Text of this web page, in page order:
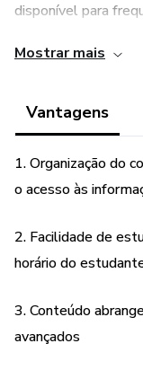
disponível para
horário, revisando o
Este material foi
experiência na
organizada de
conceitos básicos
Com a apostila de
terreiros, Magia,
Preto-velho, Axé,
Mostrar mais
Vantagens
1. Organização do
o acesso às
2. Facilidade de
horário do
3. Conteúdo
avançados